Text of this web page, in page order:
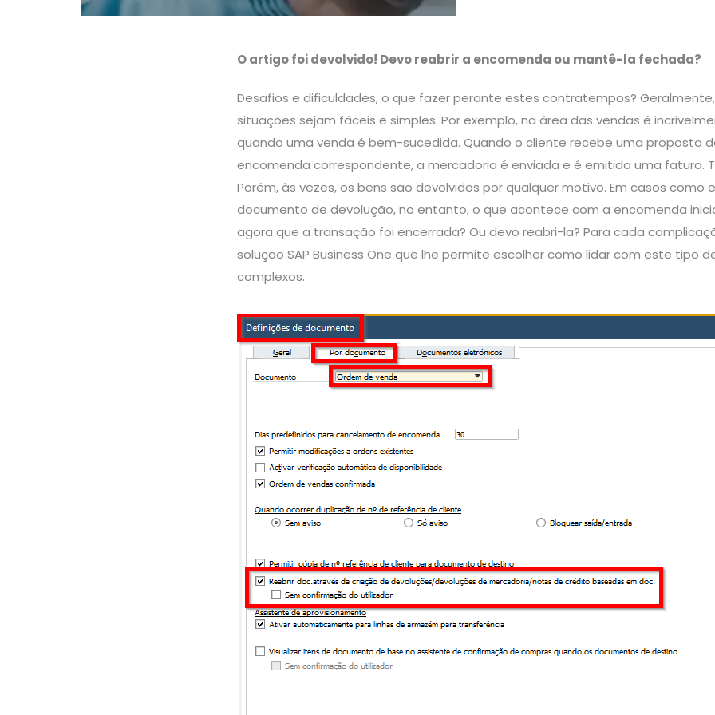
O artigo foi devolvido! Devo reabrir a encomenda ou mantê-la fechada?
Desafios e dificuldades, o que fazer perante estes contratempos?
situações sejam fáceis e simples. Por exemplo, na área das vendas é
quando uma venda é bem-sucedida. Quando o cliente recebe uma proposta
encomenda correspondente, a mercadoria é enviada e é emitida uma fatura.
Porém, às vezes, os bens são devolvidos por qualquer motivo. Em casos como
documento de devolução, no entanto, o que acontece com a encomenda
agora que a transação foi encerrada? Ou devo reabri-la? Para cada
solução SAP Business One que lhe permite escolher como lidar com este tipo
complexos.